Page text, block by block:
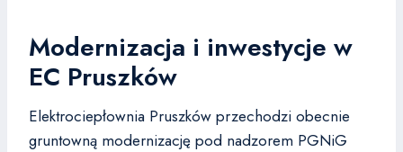
Modernizacja i inwestycje w
EC Pruszków
Elektrociepłownia Pruszków przechodzi obecnie
gruntowną modernizację pod nadzorem PGNiG